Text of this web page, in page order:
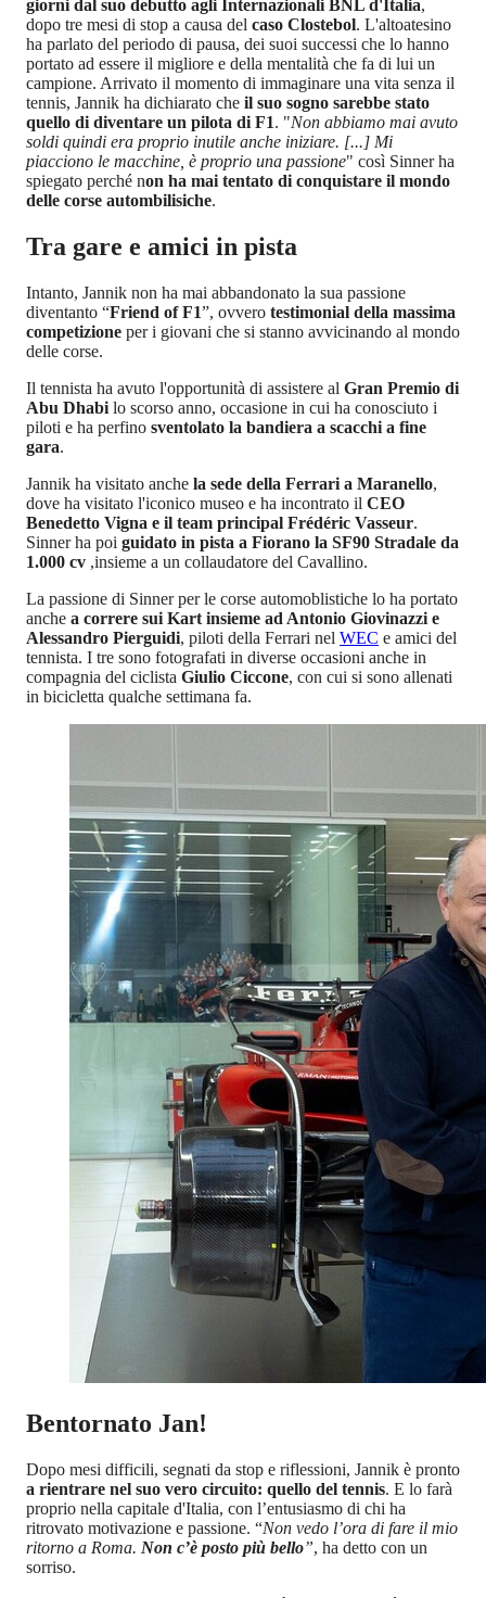
giorni dal suo debutto agli Internazionali BNL d'Italia,
dopo tre mesi di stop a causa del caso Clostebol. L'altoatesino
ha parlato del periodo di pausa, dei suoi successi che lo hanno
portato ad essere il migliore e della mentalità che fa di lui un
campione. Arrivato il momento di immaginare una vita senza il
tennis, Jannik ha dichiarato che il suo sogno sarebbe stato
quello di diventare un pilota di F1. "Non abbiamo mai avuto
soldi quindi era proprio inutile anche iniziare. [...] Mi
piacciono le macchine, è proprio una passione" così Sinner ha
spiegato perché non ha mai tentato di conquistare il mondo
delle corse autombilisiche.
Tra gare e amici in pista
Intanto, Jannik non ha mai abbandonato la sua passione
diventanto “Friend of F1”, ovvero testimonial della massima
competizione per i giovani che si stanno avvicinando al mondo
delle corse.
Il tennista ha avuto l'opportunità di assistere al Gran Premio di
Abu Dhabi lo scorso anno, occasione in cui ha conosciuto i
piloti e ha perfino sventolato la bandiera a scacchi a fine
gara.
Jannik ha visitato anche la sede della Ferrari a Maranello,
dove ha visitato l'iconico museo e ha incontrato il CEO
Benedetto Vigna e il team principal Frédéric Vasseur.
Sinner ha poi guidato in pista a Fiorano la SF90 Stradale da
1.000 cv ,insieme a un collaudatore del Cavallino.
La passione di Sinner per le corse automoblistiche lo ha portato
anche a correre sui Kart insieme ad Antonio Giovinazzi e
Alessandro Pierguidi, piloti della Ferrari nel WEC e amici del
tennista. I tre sono fotografati in diverse occasioni anche in
compagnia del ciclista Giulio Ciccone, con cui si sono allenati
in bicicletta qualche settimana fa.
Bentornato Jan!
Dopo mesi difficili, segnati da stop e riflessioni, Jannik è pronto
a rientrare nel suo vero circuito: quello del tennis. E lo farà
proprio nella capitale d'Italia, con l’entusiasmo di chi ha
ritrovato motivazione e passione. “Non vedo l’ora di fare il mio
ritorno a Roma. Non c’è posto più bello”, ha detto con un
sorriso.